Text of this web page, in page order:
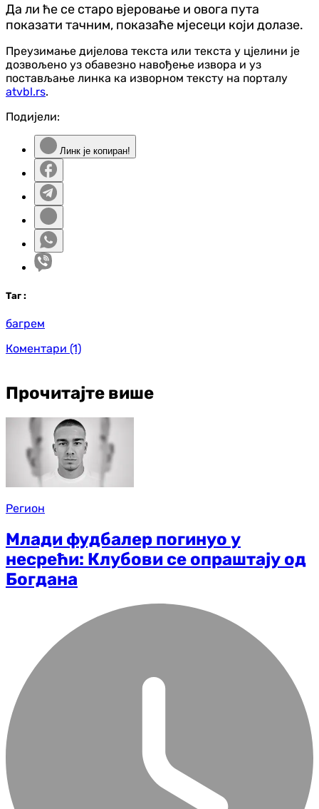
Да ли ће се старо вјеровање и овога пута
показати тачним, показаће мјесеци који долазе.
Преузимање дијелова текста или текста у цјелини је
дозвољено уз обавезно навођење извора и уз
постављање линка ка изворном тексту на порталу
atvbl.rs.
Подијели:
Линк је копиран!
Таг :
багрем
Коментари (1)
Прочитајте више
Регион
Млади фудбалер погинуо у
несрећи: Клубови се опраштају од
Богдана